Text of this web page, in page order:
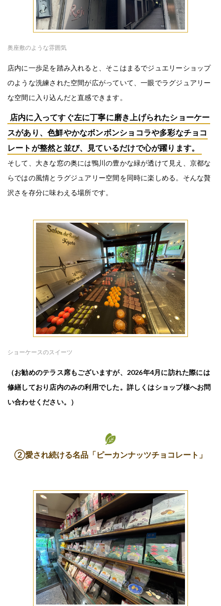
奥座敷のような雰囲気
店内に一歩足を踏み入れると、そこはまるでジュエリーショップ
のような洗練された空間が広がっていて、一眼でラグジュアリー
な空間に入り込んだと直感できます。
店内に入ってすぐ左に丁寧に磨き上げられたショーケー
スがあり、色鮮やかなボンボンショコラや多彩なチョコ
レートが整然と並び、見ているだけで心が躍ります。
そして、大きな窓の奥には鴨川の豊かな緑が透けて見え、京都な
らではの風情とラグジュアリー空間を同時に楽しめる。そんな贅
沢さを存分に味わえる場所です。
ショーケースのスイーツ
（お勧めのテラス席もございますが、2026年4月に訪れた際には
修繕しており店内のみの利用でした。詳しくはショップ様へお問
い合わせください。）
②愛され続ける名品「ピーカンナッツチョコレート」